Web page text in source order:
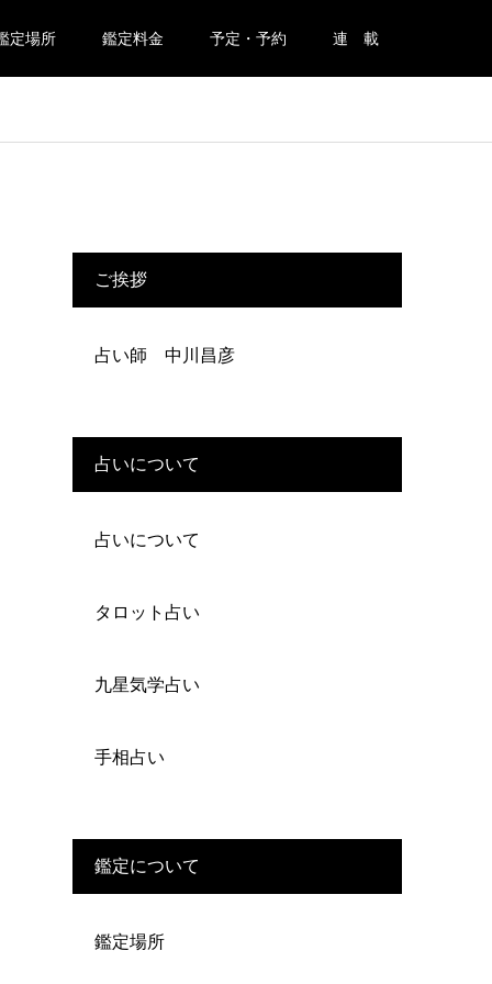
定場所 鑑定料金 予定・予約 連 載
ご挨拶
占い師 中川昌彦
占いについて
占いについて
タロット占い
九星気学占い
手相占い
鑑定について
鑑定場所